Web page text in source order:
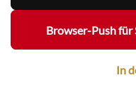
Browser-Push für
In